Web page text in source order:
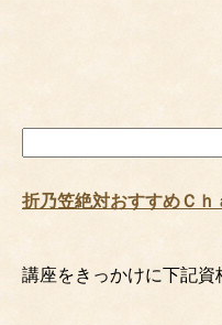
索
折乃笠絶対おすすめＣｈ
講座をきっかけに下記資